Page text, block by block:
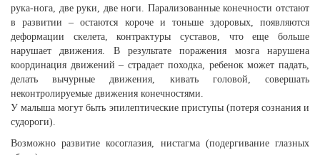
рука-нога, две руки, две ноги. Парализованные конечности отстают
в развитии – остаются короче и тоньше здоровых, появляются
деформации скелета, контрактуры суставов, что еще больше
нарушает движения. В результате поражения мозга нарушена
координация движений – страдает походка, ребенок может падать,
делать вычурные движения, кивать головой, совершать
неконтролируемые движения конечностями.
У малыша могут быть эпилептические приступы (потеря сознания и
судороги).
Возможно развитие косоглазия, нистагма (подергивание глазных